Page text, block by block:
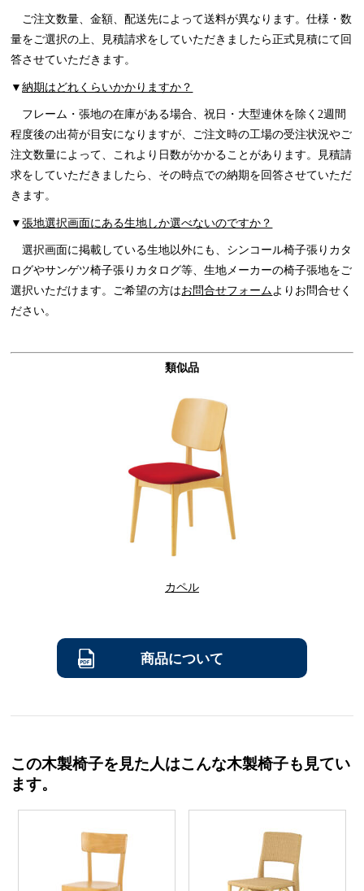
ご注文数量、金額、配送先によって送料が異なります。仕様・数
量をご選択の上、見積請求をしていただきましたら正式見積にて回
答させていただきます。
▼納期はどれくらいかかりますか？
フレーム・張地の在庫がある場合、祝日・大型連休を除く2週間
程度後の出荷が目安になりますが、ご注文時の工場の受注状況やご
注文数量によって、これより日数がかかることがあります。見積請
求をしていただきましたら、その時点での納期を回答させていただ
きます。
▼張地選択画面にある生地しか選べないのですか？
選択画面に掲載している生地以外にも、シンコール椅子張りカタ
ログやサンゲツ椅子張りカタログ等、生地メーカーの椅子張地をご
選択いただけます。ご希望の方はお問合せフォームよりお問合せく
ださい。
類似品
カペル
商品について
この木製椅子を見た人はこんな木製椅子も見てい
ます。